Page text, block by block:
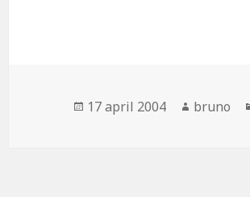
Geplaatst
17 april 2004 Auteur
bruno